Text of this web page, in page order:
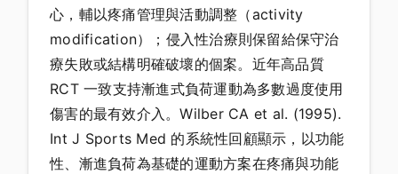
心，輔以疼痛管理與活動調整（activity
modification）；侵入性治療則保留給保守治
療失敗或結構明確破壞的個案。近年高品質
RCT 一致支持漸進式負荷運動為多數過度使用
傷害的最有效介入。Wilber CA et al. (1995).
Int J Sports Med 的系統性回顧顯示，以功能
性、漸進負荷為基礎的運動方案在疼痛與功能